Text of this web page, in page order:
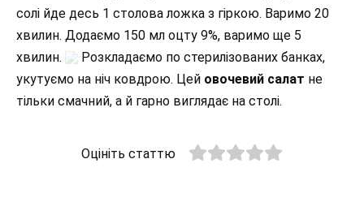
солі йде десь 1 столова ложка з гіркою. Варимо 20
хвилин. Додаємо 150 мл оцту 9%, варимо ще 5
хвилин.
Розкладаємо по стерилізованих банках,
укутуємо на ніч ковдрою. Цей овочевий салат не
тільки смачний, а й гарно виглядає на столі.
Оцініть статтю